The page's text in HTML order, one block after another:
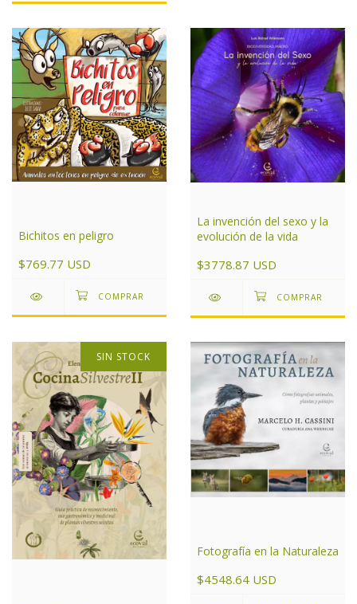
Bichitos en peligro
$769.77 USD
La invención del sexo y la
evolución de la vida
$3778.87 USD
SIN STOCK
Fotografía en la Naturaleza
$4548.64 USD